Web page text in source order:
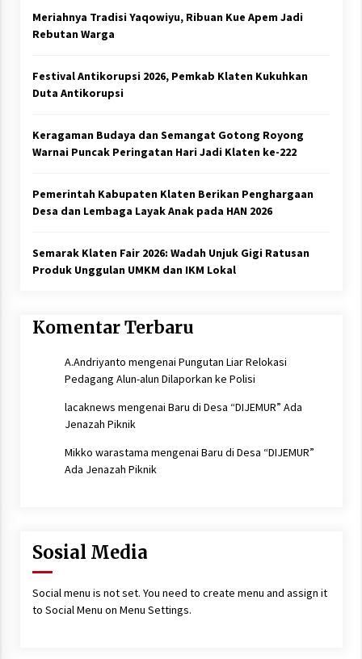
Meriahnya Tradisi Yaqowiyu, Ribuan Kue Apem Jadi
Rebutan Warga
Festival Antikorupsi 2026, Pemkab Klaten Kukuhkan
Duta Antikorupsi
Keragaman Budaya dan Semangat Gotong Royong
Warnai Puncak Peringatan Hari Jadi Klaten ke-222
Pemerintah Kabupaten Klaten Berikan Penghargaan
Desa dan Lembaga Layak Anak pada HAN 2026
Semarak Klaten Fair 2026: Wadah Unjuk Gigi Ratusan
Produk Unggulan UMKM dan IKM Lokal
Komentar Terbaru
A.Andriyanto mengenai Pungutan Liar Relokasi
Pedagang Alun-alun Dilaporkan ke Polisi
lacaknews mengenai Baru di Desa “DIJEMUR” Ada
Jenazah Piknik
Mikko warastama mengenai Baru di Desa “DIJEMUR”
Ada Jenazah Piknik
Sosial Media
Social menu is not set. You need to create menu and assign it
to Social Menu on Menu Settings.